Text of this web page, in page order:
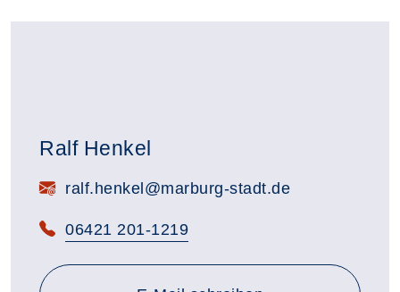
Ralf Henkel
E-Mail:ralf.henkel@marburg-stadt.de
Telefon:
06421 201-1219